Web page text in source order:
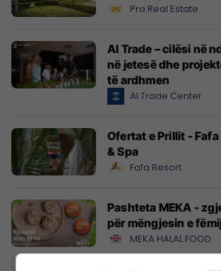
Pro Real Estate
Al Trade – cilësi në
në jetesë dhe
të ardhmen
Al Trade Center
Ofertat e Prillit -
& Spa
Fafa Resort
Pashteta MEKA -
për mëngjesin e
MEKA HALAL FOOD